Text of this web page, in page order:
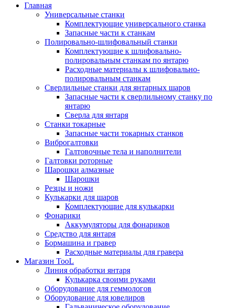
Главная
Универсальные станки
Комплектующие универсального станка
Запасные части к станкам
Полировально-шлифовальный станки
Комплектующие к шлифовально-
полировальным станкам по янтарю
Расходные материалы к шлифовально-
полировальным станкам
Сверлильные станки для янтарных шаров
Запасные части к сверлильному станку по
янтарю
Сверла для янтаря
Станки токарные
Запасные части токарных станков
Виброгалтовки
Галтовочные тела и наполнители
Галтовки роторные
Шарошки алмазные
Шарошки
Резцы и ножи
Кулькарки для шаров
Комплектующие для кулькарки
Фонарики
Аккумуляторы для фонариков
Средство для янтаря
Бормашина и гравер
Расходные материалы для гравера
Магазин TooL
Линия обработки янтаря
Кулькарка своими руками
Оборудование для геммологов
Оборудование для ювелиров